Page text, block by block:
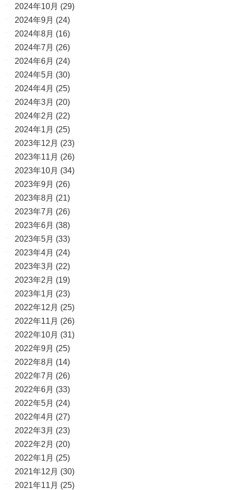
2024年10月 (29)
2024年9月 (24)
2024年8月 (16)
2024年7月 (26)
2024年6月 (24)
2024年5月 (30)
2024年4月 (25)
2024年3月 (20)
2024年2月 (22)
2024年1月 (25)
2023年12月 (23)
2023年11月 (26)
2023年10月 (34)
2023年9月 (26)
2023年8月 (21)
2023年7月 (26)
2023年6月 (38)
2023年5月 (33)
2023年4月 (24)
2023年3月 (22)
2023年2月 (19)
2023年1月 (23)
2022年12月 (25)
2022年11月 (26)
2022年10月 (31)
2022年9月 (25)
2022年8月 (14)
2022年7月 (26)
2022年6月 (33)
2022年5月 (24)
2022年4月 (27)
2022年3月 (23)
2022年2月 (20)
2022年1月 (25)
2021年12月 (30)
2021年11月 (25)